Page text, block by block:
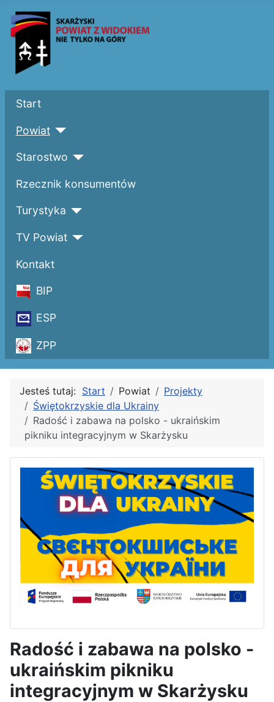
Start
Powiat
Starostwo
Rzecznik konsumentów
Turystyka
TV Powiat
Kontakt
BIP
ESP
ZPP
Jesteś tutaj: Start Powiat
Projekty
Świętokrzyskie dla Ukrainy
Radość i zabawa na polsko - ukraińskim
pikniku integracyjnym w Skarżysku
Radość i zabawa na polsko -
ukraińskim pikniku
integracyjnym w Skarżysku